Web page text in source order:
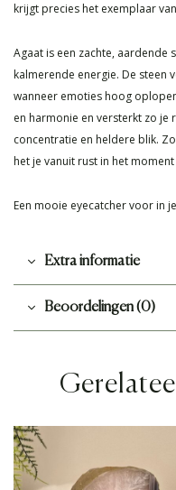
krijgt precies het exemplaar
Agaat is een zachte, aardende
kalmerende energie. De steen
wanneer emoties hoog
en harmonie en versterkt zo je
concentratie en heldere blik.
het je vanuit rust in het moment
Een mooie eyecatcher voor in
Extra informatie
Beoordelingen (0)